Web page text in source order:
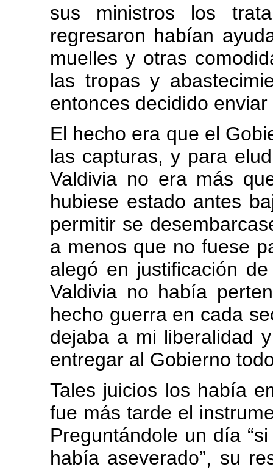
sus ministros los
regresaron habían
muelles y otras
las tropas y
entonces decidido
El hecho era que el
las capturas, y para
Valdivia no era más
hubiese estado antes
permitir se
a menos que no fuese
alegó en justificación
Valdivia no había
hecho guerra en cada
dejaba a mi liberalidad
entregar al Gobierno
Tales juicios los había
fue más tarde el
Preguntándole un día
había aseverado”, su